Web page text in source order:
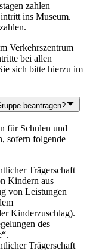
zahlen
ins Museum.
Verkehrszentrum
bei allen
sich bitte hierzu im
beantragen?
für Schulen und
sofern folgende
Trägerschaft
Kindern aus
von Leistungen
Kinderzuschlag).
des
Trägerschaft